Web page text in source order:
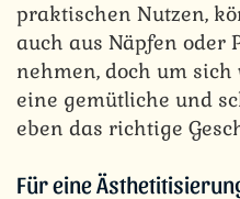
praktischen Nutzen,
auch aus Näpfen oder
nehmen, doch um
eine gemütliche und
eben das richtige
Für eine